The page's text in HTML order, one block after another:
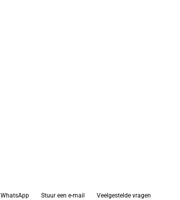
WhatsApp Stuur een e-mail Veelgestelde vragen